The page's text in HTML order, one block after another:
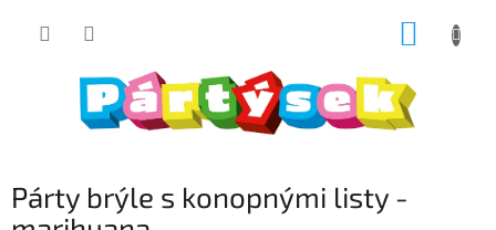
Párty brýle s konopnými listy -